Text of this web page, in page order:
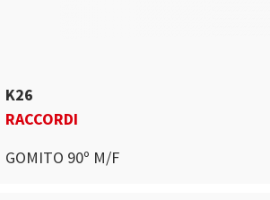
K26
RACCORDI
GOMITO 90º M/F